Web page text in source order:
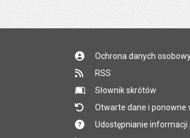
Ochrona danych
RSS
Słownik skrótów
Otwarte dane i ponowne
Udostępnianie informacji